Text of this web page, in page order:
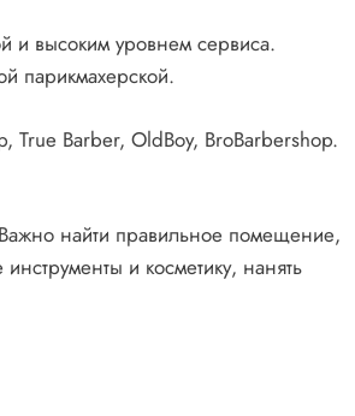
и высоким уровнем сервиса.
парикмахерской.
Barber, OldBoy, BroBarbershop.
найти правильное помещение,
и косметику, нанять